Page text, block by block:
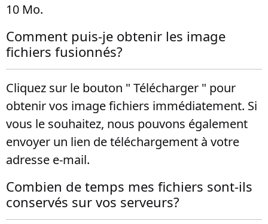
10 Mo.
Comment puis-je obtenir les image
fichiers fusionnés?
Cliquez sur le bouton " Télécharger " pour
obtenir vos image fichiers immédiatement. Si
vous le souhaitez, nous pouvons également
envoyer un lien de téléchargement à votre
adresse e-mail.
Combien de temps mes fichiers sont-ils
conservés sur vos serveurs?